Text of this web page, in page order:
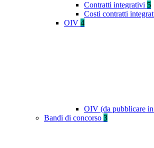
Contratti integrativi 5
Costi contratti
OIV 4
OIV (da pubblicare
Bandi di concorso 3